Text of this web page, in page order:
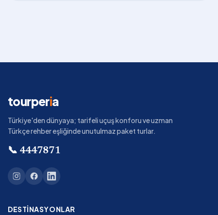
tourperia
Türkiye'den dünyaya; tarifeli uçuş konforu ve uzman
Türkçe rehber eşliğinde unutulmaz paket turlar.
📞 4447871
DESTINASYONLAR